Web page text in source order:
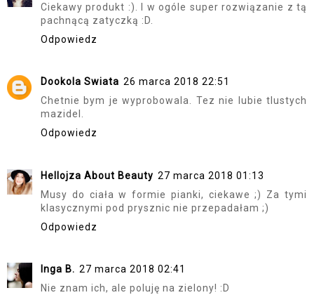
Ciekawy produkt :). I w ogóle super rozwiązanie z tą
pachnącą zatyczką :D.
Odpowiedz
Dookola Swiata 26 marca 2018 22:51
Chetnie bym je wyprobowala. Tez nie lubie tlustych
mazidel.
Odpowiedz
Hellojza About Beauty 27 marca 2018 01:13
Musy do ciała w formie pianki, ciekawe ;) Za tymi
klasycznymi pod prysznic nie przepadałam ;)
Odpowiedz
Inga B. 27 marca 2018 02:41
Nie znam ich, ale poluję na zielony! :D